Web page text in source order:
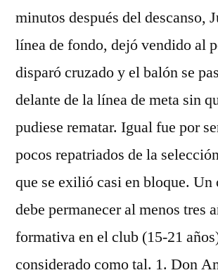
minutos después del descanso,
línea de fondo, dejó vendido al
disparó cruzado y el balón se
delante de la línea de meta sin
pudiese rematar. Igual fue por
pocos repatriados de la
que se exilió casi en bloque. Un
debe permanecer al menos tres
formativa en el club (15-21
considerado como tal. 1. Don